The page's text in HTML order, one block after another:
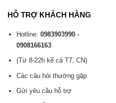
HỖ TRỢ KHÁCH HÀNG
Hotline: 0983903990 -
0908166163
(Từ 8-22h kể cả T7, CN)
Các câu hỏi thường gặp
Gửi yêu cầu hỗ trợ